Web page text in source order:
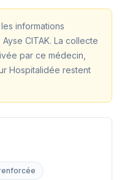
informations
Ayse CITAK. La collecte
par ce médecin,
Hospitalidée restent